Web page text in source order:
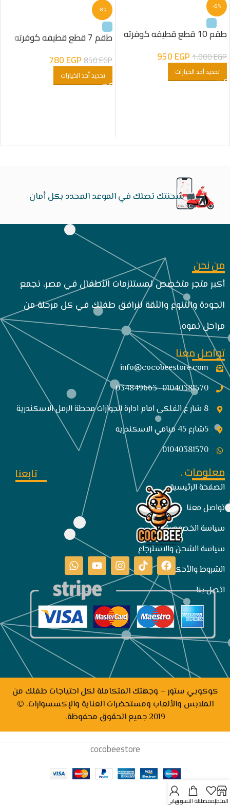
-5%
طقم 10 قطع قطيفه كوفرته
مبطنه فرو شكل دب اولادى
1.000EGP
950EGP
تحديد أحد الخيارات
-8%
طقم 7 قطع قطيفه كوفرته
مبطنه فرو شكل هلال اولادى
850EGP
780EGP
تحديد أحد الخيارات
شحنتك تصلك في الموعد المحدد بكل أمان
من نحن
أكبر متجر متخصص لمستلزمات الأطفال في مصر، نجمع
الجودة والتنوع والثقة لنرافق طفلك في كل مرحلة من
مراحل نموه.
تواصل معنا
info@cocobeestore.com​
01040381570 -034849663
8 شار ع الفلكى امام ادارة الجوازات محطة الرمل الاسكندرية
5شارع 45 ميامي الاسكندريه
01040381570
معلومات .
الصفحة الرئيسية
تواصل معنا
سياسة الخصوصية
سياسة الشحن والاسترجاع
الشروط والأحكام
اتصل بنا
تابعنا
كوكوبي ستور – وجهتك المتكاملة لكل احتياجات طفلك من
الملابس والألعاب ومستحضرات العناية والإكسسوارات. ©
2019 جميع الحقوق محفوظة.
cocobeestore
المتجرالمفضلةسلة التسوق
حسابي